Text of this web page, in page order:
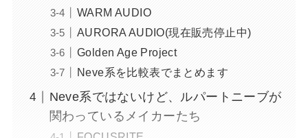
WARM AUDIO
AURORA AUDIO(現在販売停止中)
Golden Age Project
Neve系を比較表でまとめます
Neve系ではないけど、ルパートニーブが
関わっているメイカーたち